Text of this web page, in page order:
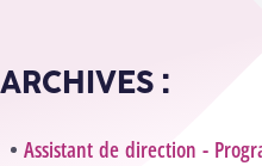
ARCHIVES :
Assistant de direction -